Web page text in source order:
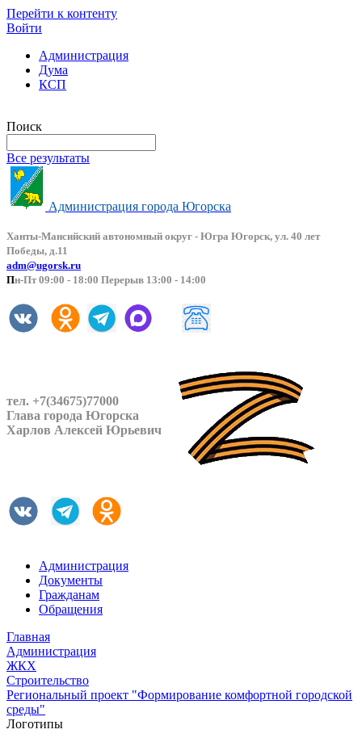
Перейти к контенту
Войти
Администрация
Дума
КСП
Поиск
Все результаты
Администрация города Югорска
Ханты-Мансийский автономный округ - Югра Югорск, ул. 40 лет
Победы, д.11
adm@ugorsk.ru
Пн-Пт 09:00 - 18:00 Перерыв 13:00 - 14:00
тел. +7(34675)77000
Глава города Югорска
Харлов Алексей Юрьевич
Администрация
Документы
Гражданам
Обращения
Главная
Администрация
ЖКХ
Строительство
Региональный проект "Формирование комфортной городской
среды"
Логотипы